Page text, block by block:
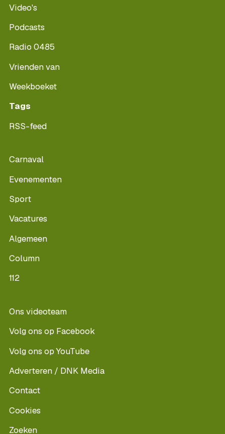
Video's
Podcasts
Radio 0485
Vrienden van
Weekboeket
Tags
RSS-feed
Carnaval
Evenementen
Sport
Vacatures
Algemeen
Column
112
Ons videoteam
Volg ons op Facebook
Volg ons op YouTube
Adverteren / DNK Media
Contact
Cookies
Zoeken